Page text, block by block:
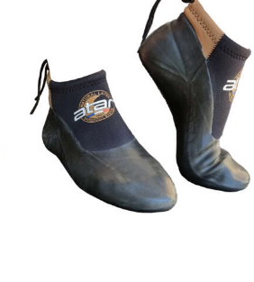
SUNFAST
57 TTC